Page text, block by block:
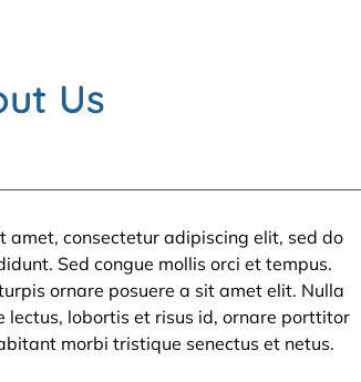
Us
amet, consectetur adipiscing elit, sed do
Sed congue mollis orci et tempus.
ornare posuere a sit amet elit. Nulla
lectus, lobortis et risus id, ornare porttitor
morbi tristique senectus et netus.